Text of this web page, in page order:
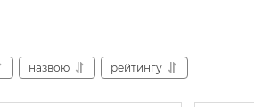
назвою рейтингу